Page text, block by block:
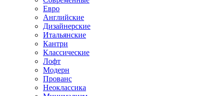
Евро
Английские
Дизайнерские
Итальянские
Кантри
Классические
Лофт
Модерн
Прованс
Неоклассика